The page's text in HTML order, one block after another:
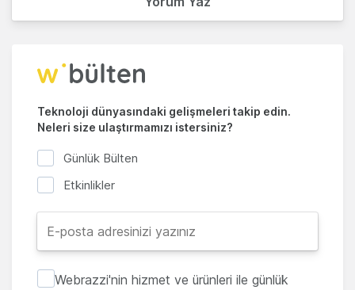
Teknoloji dünyasındaki gelişmeleri takip edin.
Neleri size ulaştırmamızı istersiniz?
Günlük Bülten
Etkinlikler
Webrazzi'nin hizmet ve ürünleri ile günlük